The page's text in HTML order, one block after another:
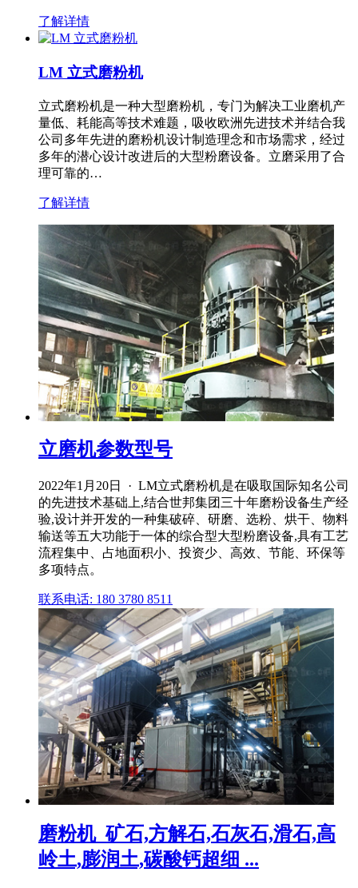
了解详情
LM 立式磨粉机
立式磨粉机是一种大型磨粉机，专门为解决工业磨机产
量低、耗能高等技术难题，吸收欧洲先进技术并结合我
公司多年先进的磨粉机设计制造理念和市场需求，经过
多年的潜心设计改进后的大型粉磨设备。立磨采用了合
理可靠的…
了解详情
立磨机参数型号
2022年1月20日 · LM立式磨粉机是在吸取国际知名公司
的先进技术基础上,结合世邦集团三十年磨粉设备生产经
验,设计并开发的一种集破碎、研磨、选粉、烘干、物料
输送等五大功能于一体的综合型大型粉磨设备,具有工艺
流程集中、占地面积小、投资少、高效、节能、环保等
多项特点。
联系电话: 180 3780 8511
磨粉机_矿石,方解石,石灰石,滑石,高
岭土,膨润土,碳酸钙超细 ...